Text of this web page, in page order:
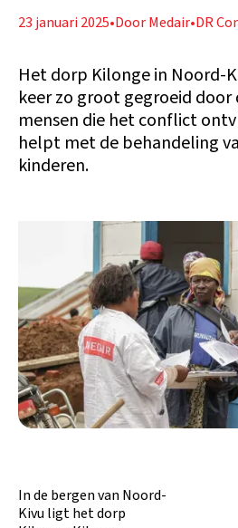
23 januari 2025•Door Medair•DR
Het dorp Kilonge in Noord-
keer zo groot gegroeid
mensen die het conflict
helpt met de behandeling
kinderen.
In de bergen van Noord-
Kivu ligt het dorp